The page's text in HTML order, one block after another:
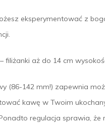
eksperymentować z
aż do 14 cm
(86-142 mm!) zapewnia
kawę w Twoim
regulacja sprawia, że